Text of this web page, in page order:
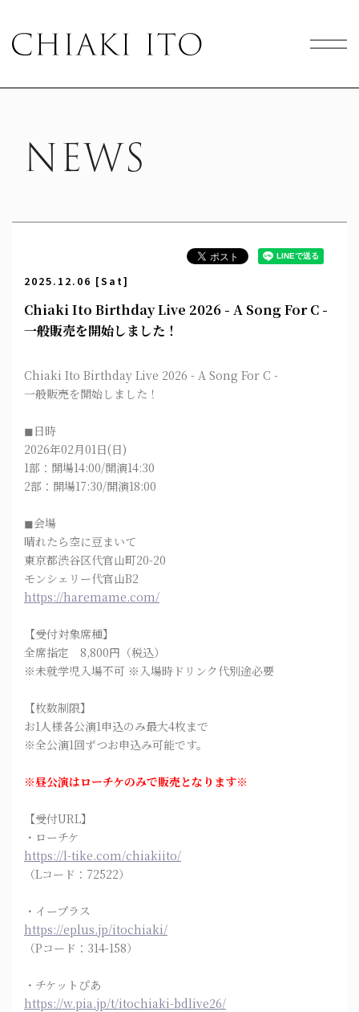
NEWS
2025.12.06 [Sat]
Chiaki Ito Birthday Live 2026 - A Song For C -
一般販売を開始しました！
Chiaki Ito Birthday Live 2026 - A Song For C -
一般販売を開始しました！
◼︎日時
2026年02月01日(日)
1部：開場14:00/開演14:30
2部：開場17:30/開演18:00
◼︎会場
晴れたら空に豆まいて
東京都渋谷区代官山町20-20
モンシェリー代官山B2
https://haremame.com/
【受付対象席種】
全席指定 8,800円（税込）
※未就学児入場不可 ※入場時ドリンク代別途必要
【枚数制限】
お1人様各公演1申込のみ最大4枚まで
※全公演1回ずつお申込み可能です。
※昼公演はローチケのみで販売となります※
【受付URL】
・ローチケ
https://l-tike.com/chiakiito/
（Lコード：72522）
・イープラス
https://eplus.jp/itochiaki/
（Pコード：314-158）
・チケットぴあ
https://w.pia.jp/t/itochiaki-bdlive26/